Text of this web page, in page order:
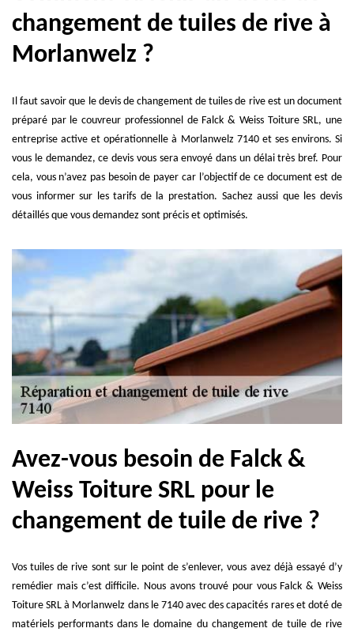
changement de tuiles de rive à
Morlanwelz ?
Il faut savoir que le devis de changement de tuiles de rive est un document
préparé par le couvreur professionnel de Falck & Weiss Toiture SRL, une
entreprise active et opérationnelle à Morlanwelz 7140 et ses environs. Si
vous le demandez, ce devis vous sera envoyé dans un délai très bref. Pour
cela, vous n’avez pas besoin de payer car l’objectif de ce document est de
vous informer sur les tarifs de la prestation. Sachez aussi que les devis
détaillés que vous demandez sont précis et optimisés.
Avez-vous besoin de Falck &
Weiss Toiture SRL pour le
changement de tuile de rive ?
Vos tuiles de rive sont sur le point de s’enlever, vous avez déjà essayé d’y
remédier mais c’est difficile. Nous avons trouvé pour vous Falck & Weiss
Toiture SRL à Morlanwelz dans le 7140 avec des capacités rares et doté de
matériels performants dans le domaine du changement de tuile de rive